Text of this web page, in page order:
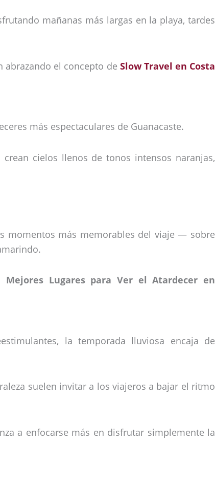
mañanas más largas en la playa, tardes
abrazando el concepto de Slow Travel en Costa
más espectaculares de Guanacaste.
cielos llenos de tonos intensos naranjas,
momentos más memorables del viaje — sobre
Mejores Lugares para Ver el Atardecer en
la temporada lluviosa encaja de
suelen invitar a los viajeros a bajar el ritmo
a enfocarse más en disfrutar simplemente la